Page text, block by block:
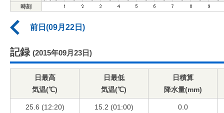
時刻
前日(09月22日)
記録 (2015年09月23日)
日最高
気温(℃)
日最低
気温(℃)
日積算
降水量(mm)
25.6 (12:20) 15.2 (01:00) 0.0